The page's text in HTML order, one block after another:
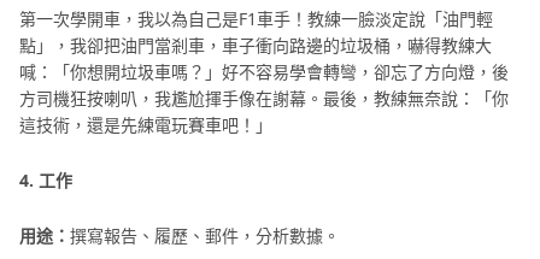
第一次學開車，我以為自己是F1車手！教練一臉淡定說「油門輕
點」，我卻把油門當剎車，車子衝向路邊的垃圾桶，嚇得教練大
喊：「你想開垃圾車嗎？」好不容易學會轉彎，卻忘了方向燈，後
方司機狂按喇叭，我尷尬揮手像在謝幕。最後，教練無奈說：「你
這技術，還是先練電玩賽車吧！」
4. 工作
用途： 撰寫報告、履歷、郵件，分析數據。